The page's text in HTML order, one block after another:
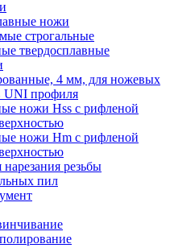
ножи
строгальные
твердосплавные
4 мм, для ножевых
UNI профиля
ножи Hss с рифленой
ножи Hm с рифленой
резьбы
пил